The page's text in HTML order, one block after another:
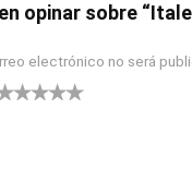
opinar sobre
electrónico no será